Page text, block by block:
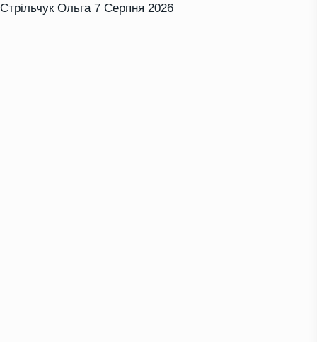
Стрільчук Ольга 7 Серпня 2026